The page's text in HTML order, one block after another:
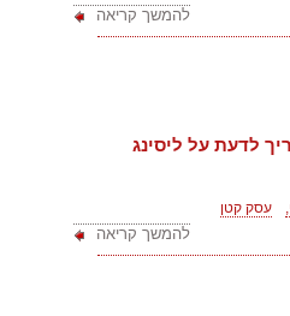
להמשך קריאה
לדעת על ליסינג
עסק קטן
להמשך קריאה